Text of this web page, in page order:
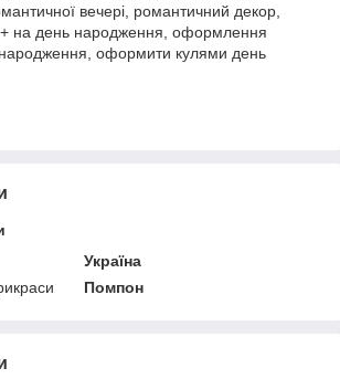
вечері, романтичний декор,
на день народження, оформлення
оформити кулями день
Україна
Помпон